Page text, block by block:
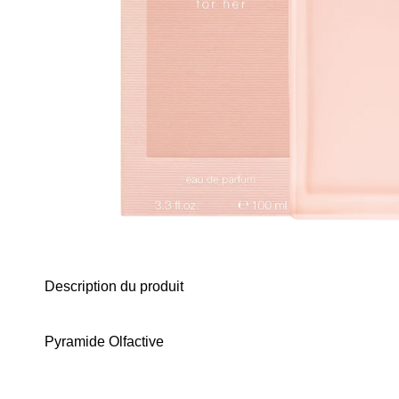
Description du produit
Pyramide Olfactive